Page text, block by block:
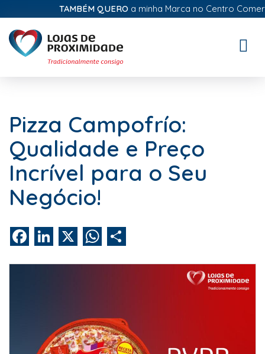
TAMBÉM QUEROa minha Marca no Centro
Pizza Campofrío:
Qualidade e Preço
Incrível para o Seu
Negócio!
FacebookLinkedIn WhatsApp